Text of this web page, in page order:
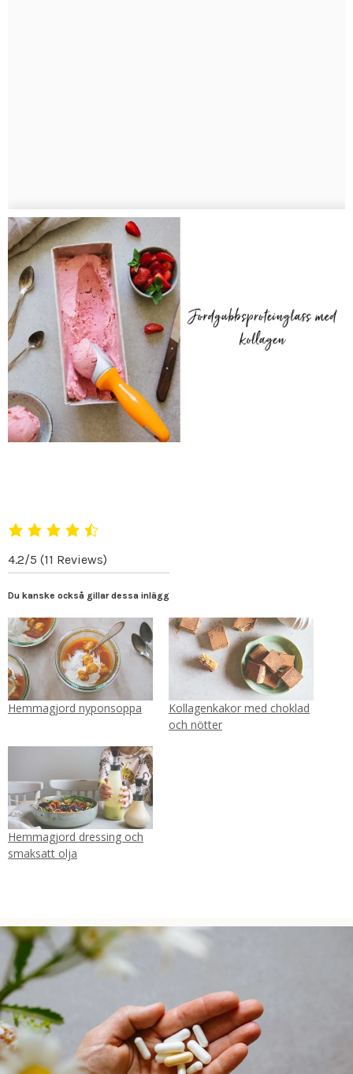
4.2/5 (11 Reviews)
Du kanske också gillar dessa inlägg
Hemmagjord nyponsoppa
Kollagenkakor med choklad
och nötter
Hemmagjord dressing och
smaksatt olja